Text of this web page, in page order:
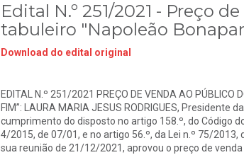
Edital N.º 251/2021 - Preço
tabuleiro "Napoleão
Download do edital original
EDITAL N.º 251/2021 PREÇO DE VENDA AO PÚBLICO
FIM”: LAURA MARIA JESUS RODRIGUES, Presidente
cumprimento do disposto no artigo 158.º, do Código
4/2015, de 07/01, e no artigo 56.º, da Lei n.º 75/
sua reunião de 21/12/2021, aprovou o preço de